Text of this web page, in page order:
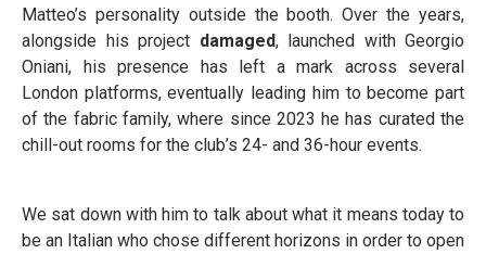
Matteo’s personality outside the booth. Over the years,
alongside his project damaged, launched with Georgio
Oniani, his presence has left a mark across several
London platforms, eventually leading him to become part
of the fabric family, where since 2023 he has curated the
chill-out rooms for the club’s 24- and 36-hour events.
We sat down with him to talk about what it means today to
be an Italian who chose different horizons in order to open